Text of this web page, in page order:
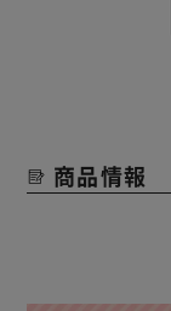
商品情報